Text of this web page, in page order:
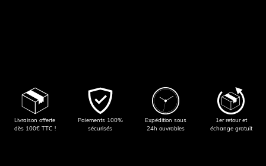
Livraison offerte
dès 100€ TTC !
Paiements 100%
sécurisés
Expédition sous
24h ouvrables
1er retour et
échange gratuit